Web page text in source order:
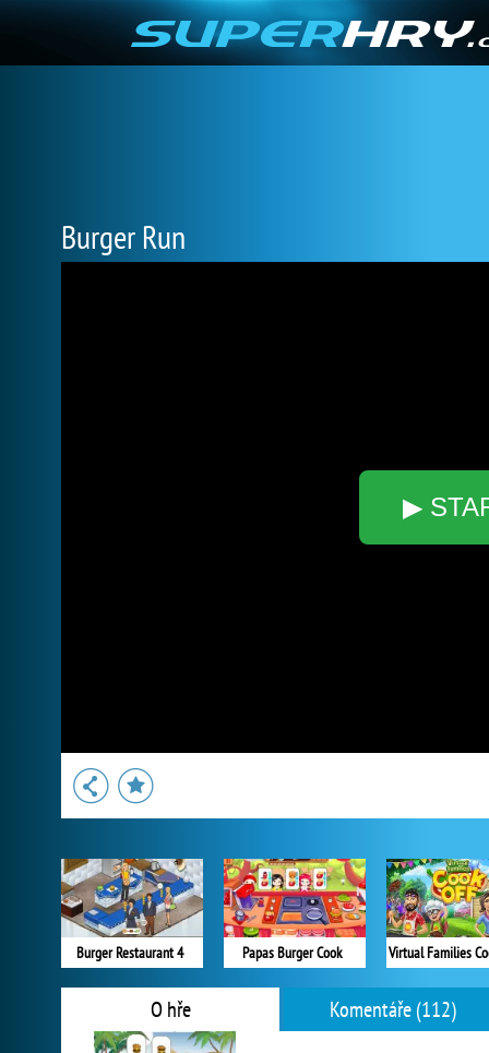
Burger Run
▶
Burger Restaurant 4 Papas Burger Cook Virtual Families
O hře Komentáře (112)